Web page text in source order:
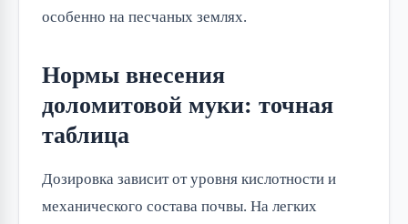
особенно на песчаных землях.
Нормы внесения
доломитовой муки: точная
таблица
Дозировка зависит от уровня кислотности и
механического состава почвы. На легких